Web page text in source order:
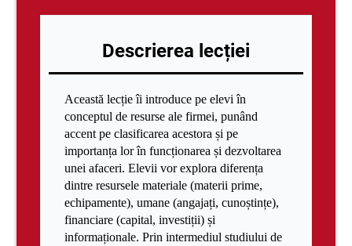
Descrierea lecției
Această lecție îi introduce pe elevi în
conceptul de resurse ale firmei, punând
accent pe clasificarea acestora și pe
importanța lor în funcționarea și dezvoltarea
unei afaceri. Elevii vor explora diferența
dintre resursele materiale (materii prime,
echipamente), umane (angajați, cunoștințe),
financiare (capital, investiții) și
informaționale. Prin intermediul studiului de